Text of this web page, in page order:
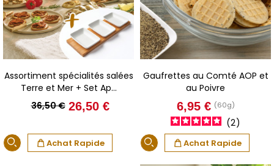
Assortiment spécialités salées
Terre et Mer + Set Ap...
Prix
base
36,50 € Prix
26,50 €
Achat Rapide
Gaufrettes au Comté AOP et
au Poivre
Prix
6,95 € (60g)
Achat Rapide
2